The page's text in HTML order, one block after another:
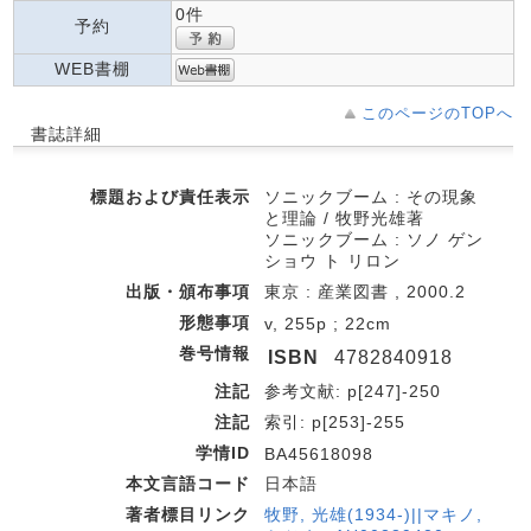
予約
0件
WEB書棚
このページのTOPへ
書誌詳細
標題および責任表示
ソニックブーム : その現象
と理論 / 牧野光雄著
ソニックブーム : ソノ ゲン
ショウ ト リロン
出版・頒布事項
東京 : 産業図書 , 2000.2
形態事項
v, 255p ; 22cm
巻号情報
ISBN 4782840918
注記
参考文献: p[247]-250
注記
索引: p[253]-255
学情ID
BA45618098
本文言語コード
日本語
著者標目リンク
牧野, 光雄(1934-)||マキノ,